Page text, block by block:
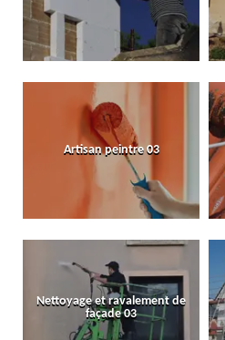
Artisan peintre 03
Nettoyage et ravalement de
façade 03